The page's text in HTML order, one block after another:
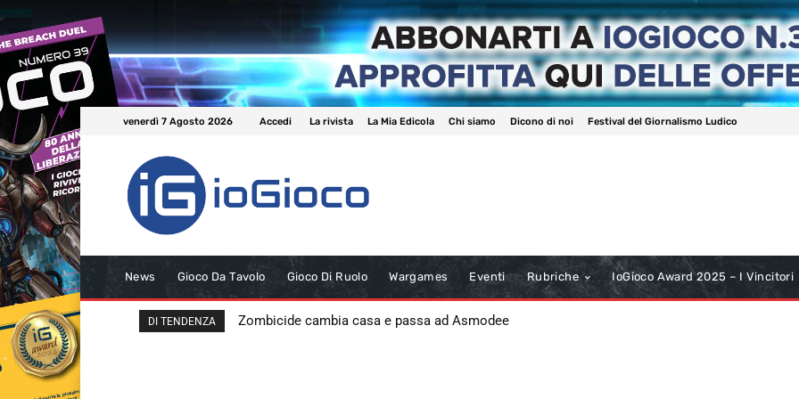
venerdì 7 Agosto 2026 Accedi La rivista La Mia Edicola Chi siamo Dicono di noi Festival del Giornalismo Ludico
News Gioco Da Tavolo Gioco Di Ruolo Wargames Eventi Rubriche IoGioco Award 2025 – I Vincitori
DI TENDENZA Zombicide cambia casa e passa ad Asmodee